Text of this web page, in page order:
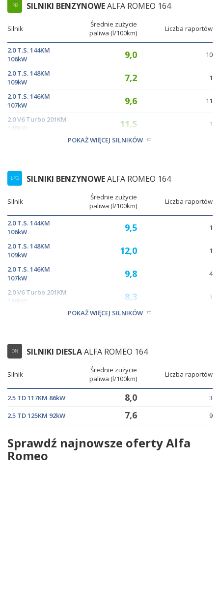
PB SILNIKI BENZYNOWEALFA ROMEO 164
Silnik
Średnie zużycie
paliwa (l/100km)
Liczba raportów
2.0 T.S. 144KM
106kW
9,0 10
2.0 T.S. 148KM
109kW
7,2 1
2.0 T.S. 146KM
107kW
9,6 11
2.0 V6 Turbo 201KM
148kW
11,5 1
11,5
POKAŻ WIĘCEJ SILNIKÓW
LPG SILNIKI BENZYNOWEALFA ROMEO 164
Silnik
Średnie zużycie
paliwa (l/100km)
Liczba raportów
2.0 T.S. 144KM
106kW
9,5 1
2.0 T.S. 148KM
109kW
12,0 1
2.0 T.S. 146KM
107kW
9,8 4
2.0 V6 Turbo 201KM
148kW
8,3 3
13,1
POKAŻ WIĘCEJ SILNIKÓW
ON SILNIKI DIESLAALFA ROMEO 164
Silnik
Średnie zużycie
paliwa (l/100km)
Liczba raportów
2.5 TD 117KM 86kW 8,0
3
2.5 TD 125KM 92kW
7,6 9
Sprawdź najnowsze oferty Alfa
Romeo